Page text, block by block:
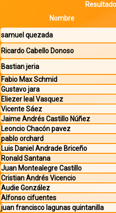
Nombre
samuel quezada
Ricardo Cabello Donoso
Bastian jeria
Fabio Max Schmid
Gustavo jara
Eliezer leal Vasquez
Vicente Sáez
Jaime Andrés Castillo Núñez
Leoncio Chacón pavez
pablo orchard
Luis Daniel Andrade Briceño
Ronald Santana
Juan Montealegre Castillo
Cristian Andrés Vicencio
Audie González
Alfonso cifuentes
juan francisco lagunas quintanilla